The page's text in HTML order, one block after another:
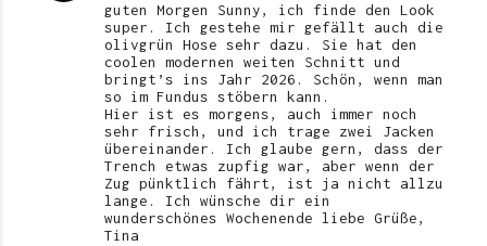
guten Morgen Sunny, ich finde den Look
super. Ich gestehe mir gefällt auch die
olivgrün Hose sehr dazu. Sie hat den
coolen modernen weiten Schnitt und
bringt’s ins Jahr 2026. Schön, wenn man
so im Fundus stöbern kann.
Hier ist es morgens, auch immer noch
sehr frisch, und ich trage zwei Jacken
übereinander. Ich glaube gern, dass der
Trench etwas zupfig war, aber wenn der
Zug pünktlich fährt, ist ja nicht allzu
lange. Ich wünsche dir ein
wunderschönes Wochenende liebe Grüße,
Tina